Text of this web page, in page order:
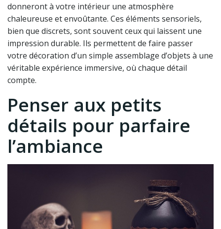
donneront à votre intérieur une atmosphère
chaleureuse et envoûtante. Ces éléments sensoriels,
bien que discrets, sont souvent ceux qui laissent une
impression durable. Ils permettent de faire passer
votre décoration d’un simple assemblage d’objets à une
véritable expérience immersive, où chaque détail
compte.
Penser aux petits
détails pour parfaire
l’ambiance